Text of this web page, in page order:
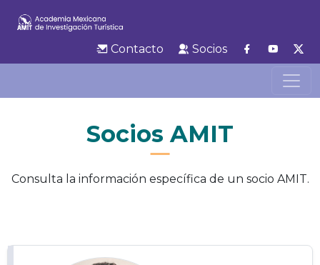
Contacto Socios
Socios AMIT
Consulta la información específica de un socio AMIT.